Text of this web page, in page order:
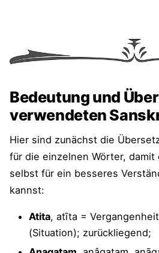
Bedeutung und
verwendeten
Hier sind zunächst die
für die einzelnen Wörter, damit
selbst für ein besseres
kannst:
Atita, atīta =
(Situation); zurückliegend;